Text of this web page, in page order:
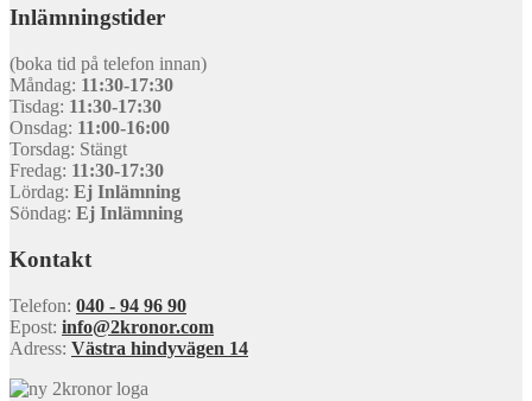
Inlämningstider
(boka tid på telefon innan)
Måndag: 11:30-17:30
Tisdag: 11:30-17:30
Onsdag: 11:00-16:00
Torsdag: Stängt
Fredag: 11:30-17:30
Lördag: Ej Inlämning
Söndag: Ej Inlämning
Kontakt
Telefon: 040 - 94 96 90
Epost: info@2kronor.com
Adress: Västra hindyvägen 14